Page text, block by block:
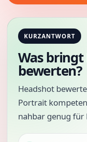
KURZANTWORT
Was
bewerten?
Headshot
Portrait
nahbar genug für